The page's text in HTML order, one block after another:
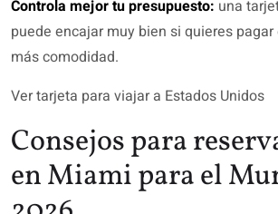
Controla mejor tu presupuesto: una
puede encajar muy bien si quieres
más comodidad.
Ver tarjeta para viajar a Estados Unidos
Consejos para
en Miami para el